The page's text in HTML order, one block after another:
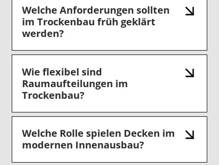
Welche Anforderungen sollten
im Trockenbau früh geklärt
werden?
Wie flexibel sind
Raumaufteilungen im
Trockenbau?
Welche Rolle spielen Decken im
modernen Innenausbau?